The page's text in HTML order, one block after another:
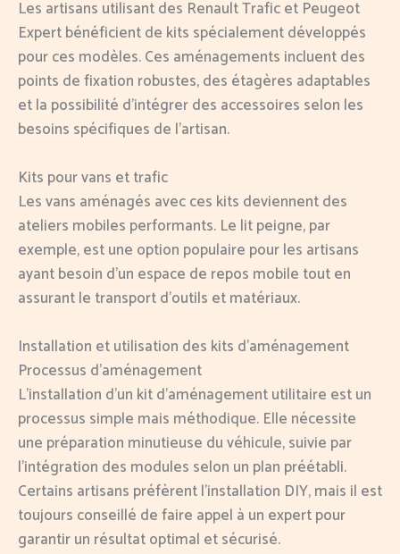
Les artisans utilisant des Renault Trafic et Peugeot
Expert bénéficient de kits spécialement développés
pour ces modèles. Ces aménagements incluent des
points de fixation robustes, des étagères adaptables
et la possibilité d’intégrer des accessoires selon les
besoins spécifiques de l’artisan.
Kits pour vans et trafic
Les vans aménagés avec ces kits deviennent des
ateliers mobiles performants. Le lit peigne, par
exemple, est une option populaire pour les artisans
ayant besoin d’un espace de repos mobile tout en
assurant le transport d’outils et matériaux.
Installation et utilisation des kits d’aménagement
Processus d’aménagement
L’installation d’un kit d’aménagement utilitaire est un
processus simple mais méthodique. Elle nécessite
une préparation minutieuse du véhicule, suivie par
l’intégration des modules selon un plan préétabli.
Certains artisans préfèrent l’installation DIY, mais il est
toujours conseillé de faire appel à un expert pour
garantir un résultat optimal et sécurisé.